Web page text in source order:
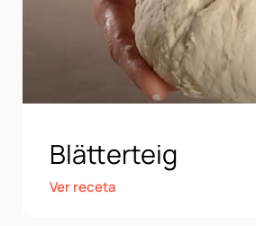
Blätterteig
Ver receta